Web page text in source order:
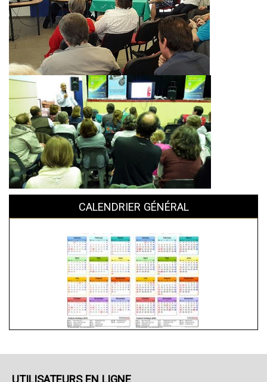
CALENDRIER GÉNÉRAL
UTILISATEURS EN LIGNE